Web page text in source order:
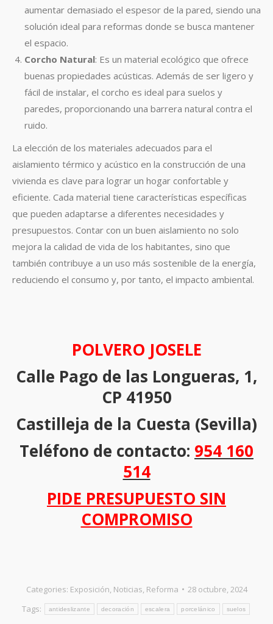
aumentar demasiado el espesor de la pared, siendo una
solución ideal para reformas donde se busca mantener
el espacio.
Corcho Natural: Es un material ecológico que ofrece
buenas propiedades acústicas. Además de ser ligero y
fácil de instalar, el corcho es ideal para suelos y
paredes, proporcionando una barrera natural contra el
ruido.
La elección de los materiales adecuados para el
aislamiento térmico y acústico en la construcción de una
vivienda es clave para lograr un hogar confortable y
eficiente. Cada material tiene características específicas
que pueden adaptarse a diferentes necesidades y
presupuestos. Contar con un buen aislamiento no solo
mejora la calidad de vida de los habitantes, sino que
también contribuye a un uso más sostenible de la energía,
reduciendo el consumo y, por tanto, el impacto ambiental.
POLVERO JOSELE
Calle Pago de las Longueras, 1,
CP 41950
Castilleja de la Cuesta (Sevilla)
Teléfono de contacto: 954 160
514
PIDE PRESUPUESTO SIN
COMPROMISO
Categories: Exposición, Noticias, Reforma
28 octubre, 2024
Tags:
antideslizante decoración escalera porcelánico suelos